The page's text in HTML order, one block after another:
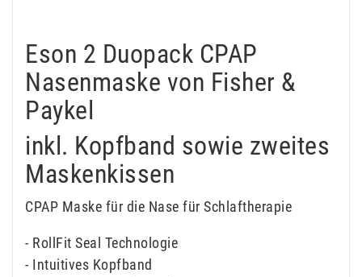
Eson 2 Duopack CPAP
Nasenmaske von Fisher &
Paykel
inkl. Kopfband sowie zweites
Maskenkissen
CPAP Maske für die Nase für Schlaftherapie
- RollFit Seal Technologie
- Intuitives Kopfband